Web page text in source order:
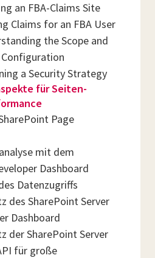
an FBA-Claims Site
Claims for an FBA User
the Scope and
a Security Strategy
für Seiten-
Page
mit dem
Dashboard
Datenzugriffs
des SharePoint Server
Dashboard
der SharePoint Server
für große